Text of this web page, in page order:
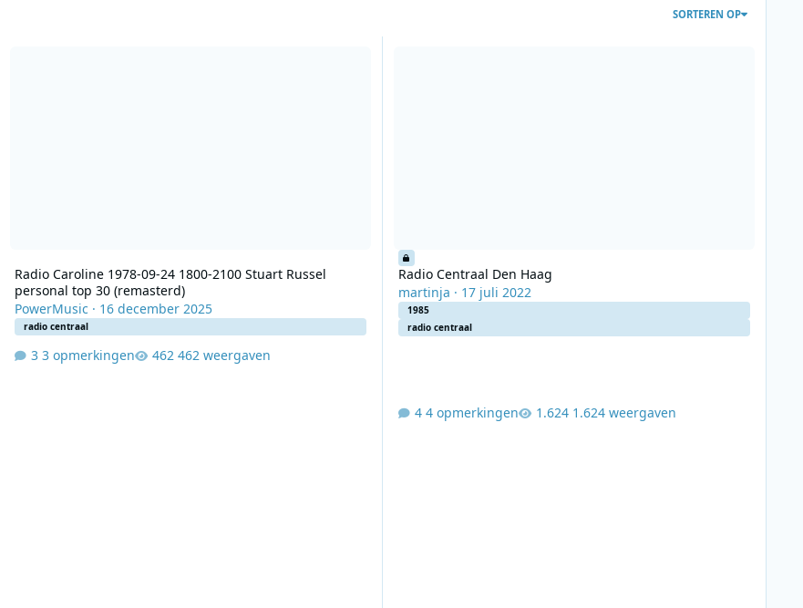
SORTEREN OP
Radio Caroline 1978-09-24 1800-2100 Stuart Russel
personal top 30 (remasterd)
PowerMusic · 16 december 2025
radio centraal
3 opmerkingen 462 weergaven
Radio Centraal Den Haag
martinja · 17 juli 2022
1985
radio centraal
4 opmerkingen 1.624 weergaven